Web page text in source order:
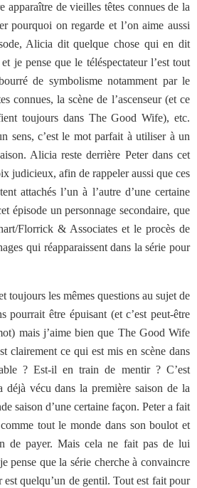
apparaître de vieilles têtes connues de la
pourquoi on regarde et l’on aime aussi
Alicia dit quelque chose qui en dit
je pense que le téléspectateur l’est tout
de symbolisme notamment par le
connues, la scène de l’ascenseur (et ce
toujours dans The Good Wife), etc.
sens, c’est le mot parfait à utiliser à un
Alicia reste derrière Peter dans cet
judicieux, afin de rappeler aussi que ces
attachés l’un à l’autre d’une certaine
épisode un personnage secondaire, que
Florrick & Associates et le procès de
qui réapparaissent dans la série pour
toujours les mêmes questions au sujet de
pourrait être épuisant (et c’est peut-être
mais j’aime bien que The Good Wife
clairement ce qui est mis en scène dans
? Est-il en train de mentir ? C’est
déjà vécu dans la première saison de la
saison d’une certaine façon. Peter a fait
tout le monde dans son boulot et
de payer. Mais cela ne fait pas de lui
pense que la série cherche à convaincre
est quelqu’un de gentil. Tout est fait pour